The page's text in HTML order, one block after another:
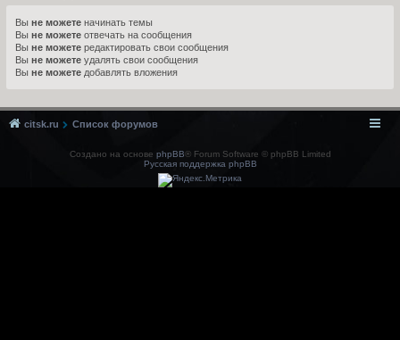
Вы не можете начинать темы
Вы не можете отвечать на сообщения
Вы не можете редактировать свои сообщения
Вы не можете удалять свои сообщения
Вы не можете добавлять вложения
citsk.ru Список форумов
Создано на основе phpBB® Forum Software © phpBB Limited
Русская поддержка phpBB